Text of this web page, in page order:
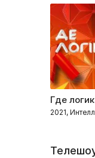
Где
2021,